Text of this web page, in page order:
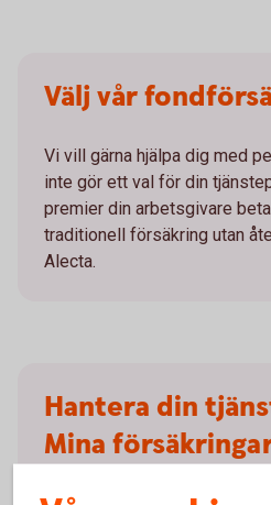
Välj vår
Vi vill gärna hjälpa dig med
inte gör ett val för din
premier din arbetsgivare
traditionell försäkring utan
Alecta.
Hantera din
Mina